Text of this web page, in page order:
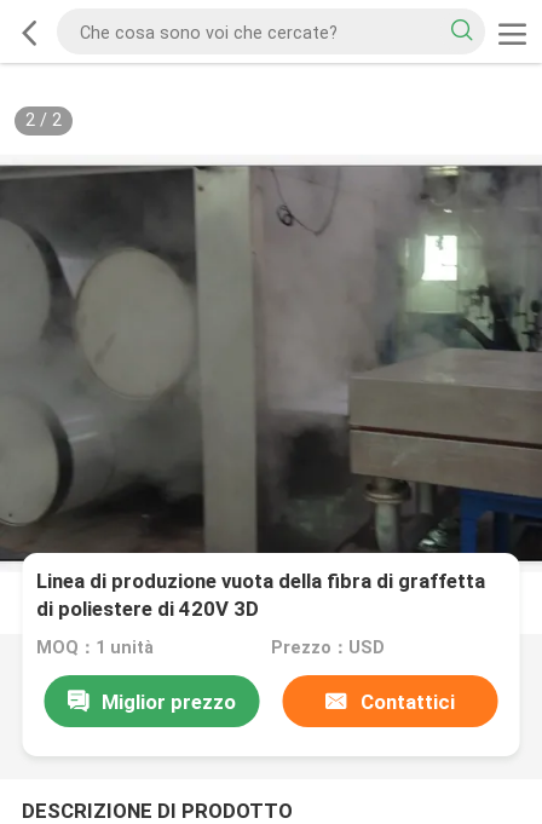
2/ 2
Linea di produzione vuota della fibra di graffetta
di poliestere di 420V 3D
MOQ：1 unità Prezzo：USD
Miglior prezzo Contattici
DESCRIZIONE DI PRODOTTO